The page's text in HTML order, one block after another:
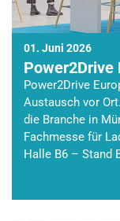
01. Juni 2026
Power2Drive
Power2Drive
Austausch vor
die Branche in
Fachmesse für
Halle B6 – Stand